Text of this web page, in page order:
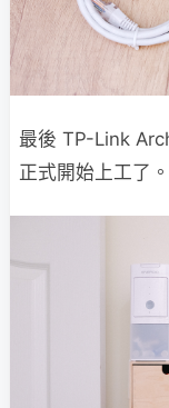
最後 TP-Link
正式開始上工了。